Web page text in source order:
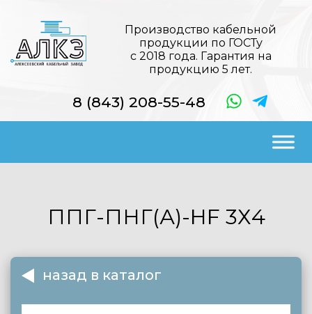
Производство кабельной
продукции по ГОСТу
с 2018 года. Гарантия на
продукцию 5 лет.
8 (843) 208-55-48
ППГ-ПНГ(А)-HF 3Х4
назад в каталог